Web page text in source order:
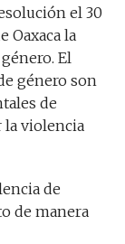
el 30
Oaxaca la
El
género son
de
la violencia
de
de manera